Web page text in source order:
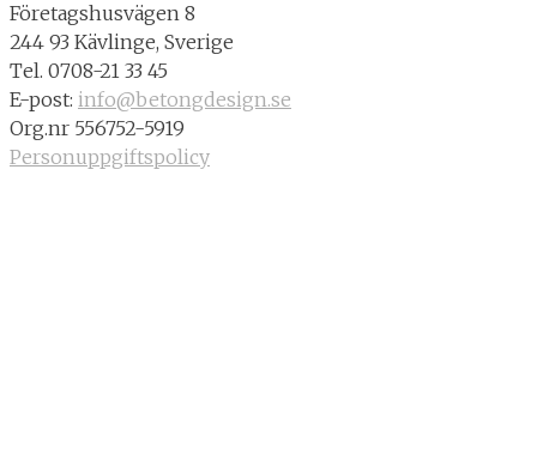
Företagshusvägen 8
244 93 Kävlinge, Sverige
Tel. 0708-21 33 45
E-post: info@betongdesign.se
Org.nr 556752-5919
Personuppgiftspolicy